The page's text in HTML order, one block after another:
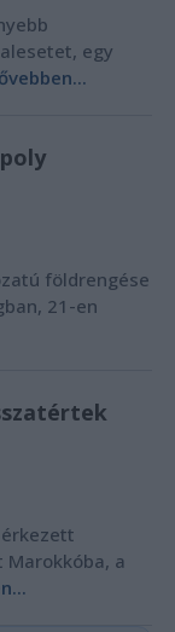
egy
földrengése
21-en
a